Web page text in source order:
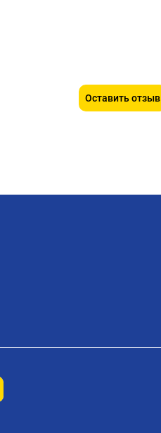
Оставить отзыв